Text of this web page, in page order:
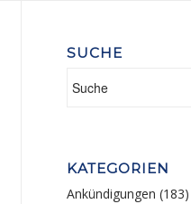
SUCHE
KATEGORIEN
Ankündigungen (183)